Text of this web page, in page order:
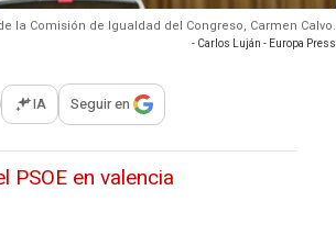
la Comisión de Igualdad del Congreso, Carmen Calvo.
- Carlos Luján - Europa Press
opciones para compartir
IA Seguir en
en valencia